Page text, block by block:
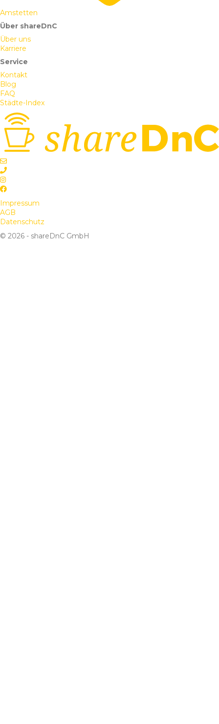
Amstetten
Über shareDnC
Über uns
Karriere
Service
Kontakt
Blog
FAQ
Städte-Index
Impressum
AGB
Datenschutz
© 2026 - shareDnC GmbH